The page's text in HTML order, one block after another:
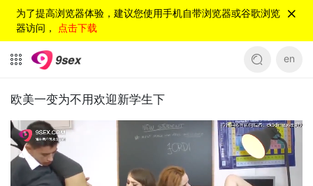
为了提高浏览器体验，建议您使用手机自带浏览器或谷歌浏览
器访问， 点击下载
en
欧美一变为不用欢迎新学生下